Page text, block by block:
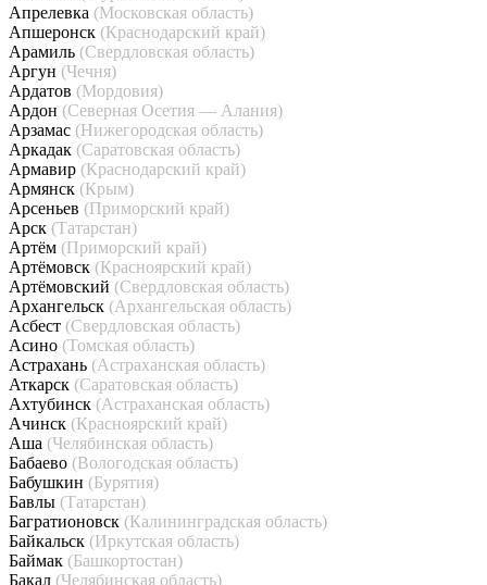
Апрелевка (Московская область)
Апшеронск (Краснодарский край)
Арамиль (Свердловская область)
Аргун (Чечня)
Ардатов (Мордовия)
Ардон (Северная Осетия — Алания)
Арзамас (Нижегородская область)
Аркадак (Саратовская область)
Армавир (Краснодарский край)
Армянск (Крым)
Арсеньев (Приморский край)
Арск (Татарстан)
Артём (Приморский край)
Артёмовск (Красноярский край)
Артёмовский (Свердловская область)
Архангельск (Архангельская область)
Асбест (Свердловская область)
Асино (Томская область)
Астрахань (Астраханская область)
Аткарск (Саратовская область)
Ахтубинск (Астраханская область)
Ачинск (Красноярский край)
Аша (Челябинская область)
Бабаево (Вологодская область)
Бабушкин (Бурятия)
Бавлы (Татарстан)
Багратионовск (Калининградская область)
Байкальск (Иркутская область)
Баймак (Башкортостан)
Бакал (Челябинская область)